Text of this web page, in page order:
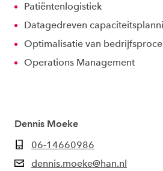
Patiëntenlogistiek
Datagedreven
Optimalisatie van
Operations Management
Dennis Moeke
06-14660986
dennis.moeke@han.nl